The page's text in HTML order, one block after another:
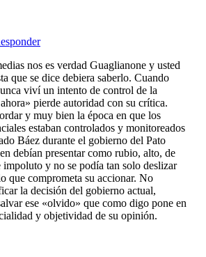
nos es verdad Guaglianone y usted
que se dice debiera saberlo. Cuando
viví un intento de control de la
pierde autoridad con su crítica.
y muy bien la época en que los
estaban controlados y monitoreados
Báez durante el gobierno del Pato
debían presentar como rubio, alto, de
impoluto y no se podía tan solo deslizar
que comprometa su accionar. No
la decisión del gobierno actual,
ese «olvido» que como digo pone en
y objetividad de su opinión.